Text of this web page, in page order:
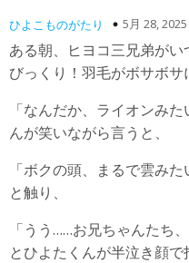
ひよこものがたり 5月 28, 2025
ある朝、ヒヨコ三兄弟が
びっくり！羽毛がボサボサ
「なんだか、ライオンみ
んが笑いながら言うと、
「ボクの頭、まるで雲み
と触り、
「うう……お兄ちゃんたち
とひよたくんが半泣き顔で